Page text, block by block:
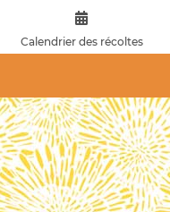
Calendrier des récoltes